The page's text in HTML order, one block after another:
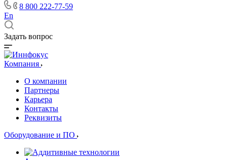
8 800 222-77-59
En
Задать вопрос
Компания
О компании
Партнеры
Карьера
Контакты
Реквизиты
Оборудование и ПО